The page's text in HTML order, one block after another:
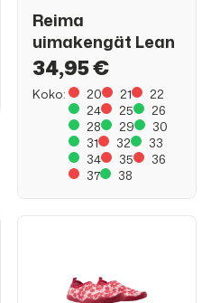
Reima
uimakengät Lean
34,95 €
Koko: 20 21
22
24
25
26
28
29
30
31
32
33
34
35
36
37
38